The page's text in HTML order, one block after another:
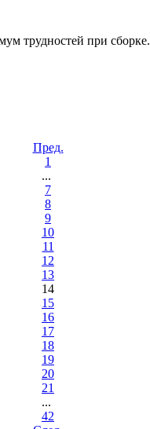
трудностей при сборке.
Пред.
1
...
7
8
9
10
11
12
13
14
15
16
17
18
19
20
21
...
42